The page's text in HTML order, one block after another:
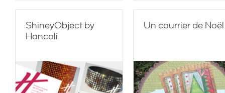
ShineyObject by
Hancoli
Un courrier de Noël